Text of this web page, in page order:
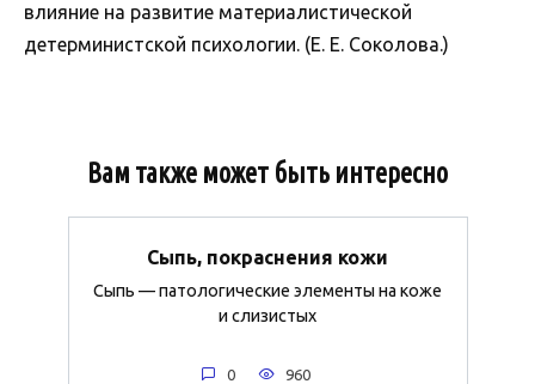
влияние на развитие материалистической
детерминистской психологии. (Е. Е. Соколова.)
Вам также может быть интересно
Сыпь, покраснения кожи
Сыпь — патологические элементы на коже
и слизистых
0 960